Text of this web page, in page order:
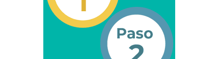
Otorgamiento de autorización para
publicidad en vehículos.
Otorgamiento de la Certificación de Prestación de